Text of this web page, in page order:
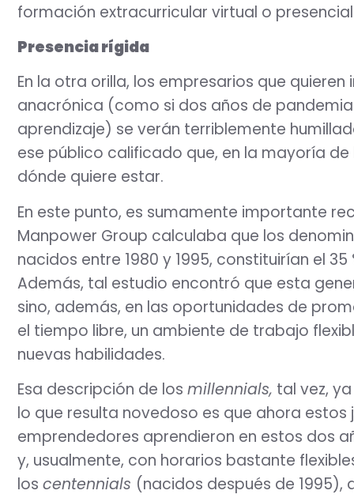
formación extracurricular virtual o
Presencia rígida
En la otra orilla, los empresarios que
anacrónica (como si dos años de
aprendizaje) se verán terriblemente
ese público calificado que, en la mayoría
dónde quiere estar.
En este punto, es sumamente importante
Manpower Group calculaba que los
nacidos entre 1980 y 1995, constituirían el
Además, tal estudio encontró que esta
sino, además, en las oportunidades de
el tiempo libre, un ambiente de trabajo
nuevas habilidades.
Esa descripción de los millennials, tal vez,
lo que resulta novedoso es que ahora
emprendedores aprendieron en estos dos
y, usualmente, con horarios bastante
los centennials (nacidos después de 1995),